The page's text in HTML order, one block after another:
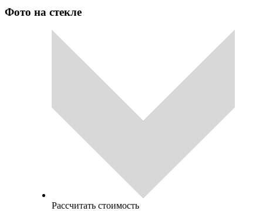
Фото на стекле
Рассчитать стоимость